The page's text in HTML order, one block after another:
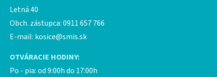
Letná 40
Obch. zástupca: 0911 657 766
E-mail: kosice@smis.sk
OTVÁRACIE HODINY:
Po - pia: od 9:00h do 17:00h